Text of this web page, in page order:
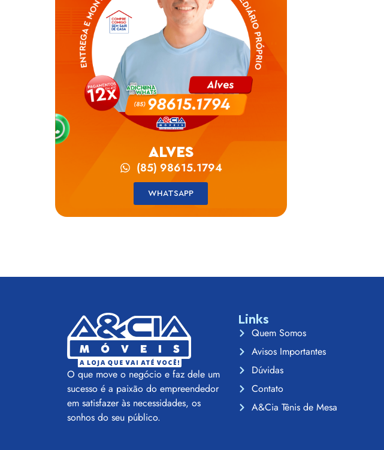
ALVES
(85) 98615.1794
WHATSAPP
O que move o negócio e faz dele um
sucesso é a paixão do empreendedor
em satisfazer às necessidades, os
sonhos do seu público.
Links
Quem Somos
Avisos Importantes
Dúvidas
Contato
A&Cia Tênis de Mesa